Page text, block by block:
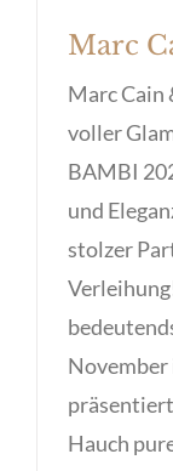
Marc
Marc Cain
voller
BAMBI
und
stolzer
Hauch